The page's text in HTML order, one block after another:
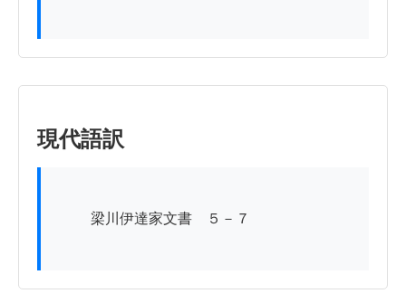
現代語訳